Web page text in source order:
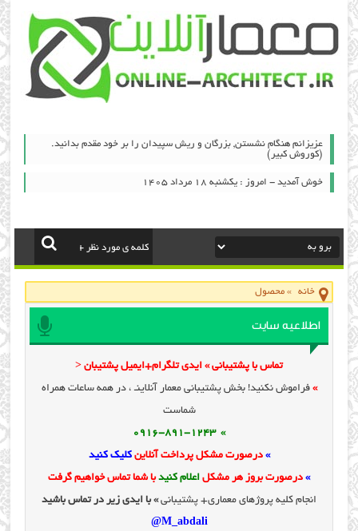
عزیزانم هنگام نشستن, بزرگان و ریش سپیدان را بر خود مقدم بدانید.
(کوروش کبیر)
خوش آمدید - امروز : یکشنبه ۱۸ مرداد ۱۴۰۵
خانه »محصول
اطلاعیه سایت
تماس با پشتیبانی » ایدی تلگرام+ایمیل پشتیبان <
» فراموش نکنید! بخش پشتیبانی معمار آنلاینـ ، در همه ساعات همراه
شماست
» 0916-891-1243
» درصورت مشکل پرداخت آنلاینکلیک کنید
» درصورت بروز هر مشکل اعلام کنیدبا شما تماس خواهیم گرفت
انجام کلیه پروژهای معماری+ پشتیبانی» با ایدی زیر در تماس باشید
M_abdali@